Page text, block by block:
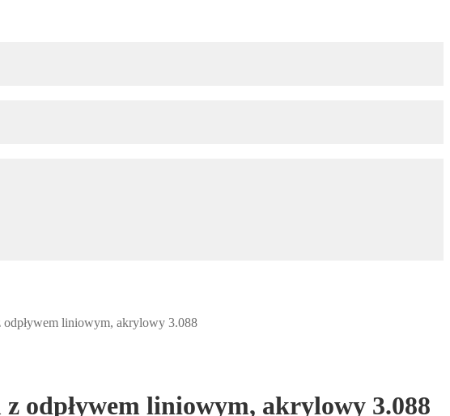
liniowym, akrylowy 3.088
odpływem liniowym, akrylowy 3.088